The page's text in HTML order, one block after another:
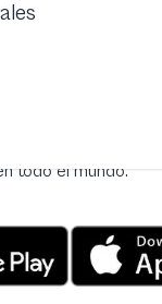
libre para
sin suscripción.
todo el mundo.